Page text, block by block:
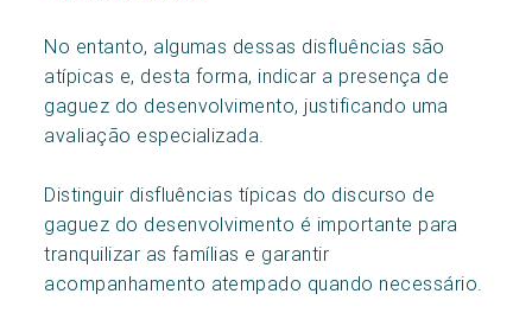
No entanto, algumas dessas disfluências são
atípicas e, desta forma, indicar a presença de
gaguez do desenvolvimento, justificando uma
avaliação especializada.
Distinguir disfluências típicas do discurso de
gaguez do desenvolvimento é importante para
tranquilizar as famílias e garantir
acompanhamento atempado quando necessário.